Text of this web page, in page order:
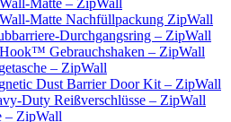
Matte – ZipWall
Matte Nachfüllpackung ZipWall
Durchgangsring – ZipWall
Gebrauchshaken – ZipWall
– ZipWall
Dust Barrier Door Kit – ZipWall
Duty Reißverschlüsse – ZipWall
– ZipWall